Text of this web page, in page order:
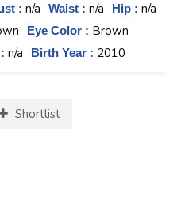
: n/a Waist : n/a Hip : n/a
Eye Color : Brown
n/a Birth Year : 2010
Shortlist